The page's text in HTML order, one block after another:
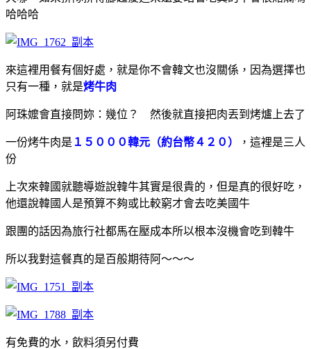
哈哈哈
來這裡用餐有個好處，就是你不會韓文也沒關係，因為選擇也
只有一種，就是烤牛肉
阿珠嬤會直接問妳：幾位？ 然後就直接把肉丟到烤爐上去了
一份烤牛肉是 １５０００韓元（約台幣４２０）
，這裡是三人
份
上次來韓國就聽導遊說韓牛其實是很貴的，但是真的很好吃，
他還說韓國人是預算不夠或比較窮才會去吃美國牛
跟團的話因為旅行社都馬在壓成本所以根本沒機會吃到韓牛
所以我對這餐真的是百般期待阿～～～
有免費的水，飲料須另付費